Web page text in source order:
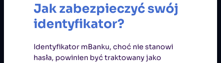
Jak zabezpieczyć swój
identyfikator?
Identyfikator mBanku, choć nie stanowi
hasła, powinien być traktowany jako